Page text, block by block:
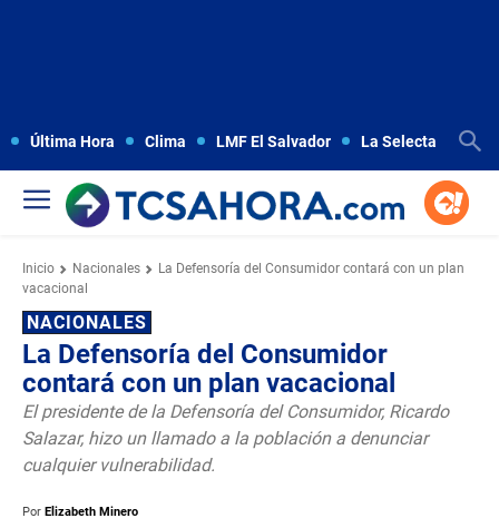
Última Hora Clima LMF El Salvador La Selecta
Inicio Nacionales
La Defensoría del Consumidor contará con un plan
vacacional
NACIONALES
La Defensoría del Consumidor
contará con un plan vacacional
El presidente de la Defensoría del Consumidor, Ricardo
Salazar, hizo un llamado a la población a denunciar
cualquier vulnerabilidad.
Por Elizabeth Minero